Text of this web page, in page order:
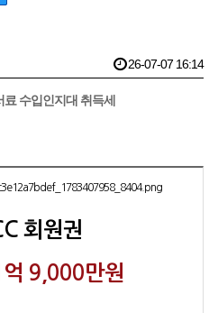
수입인지대 취득세
26-07-07 16:14
회원권
9,000만원